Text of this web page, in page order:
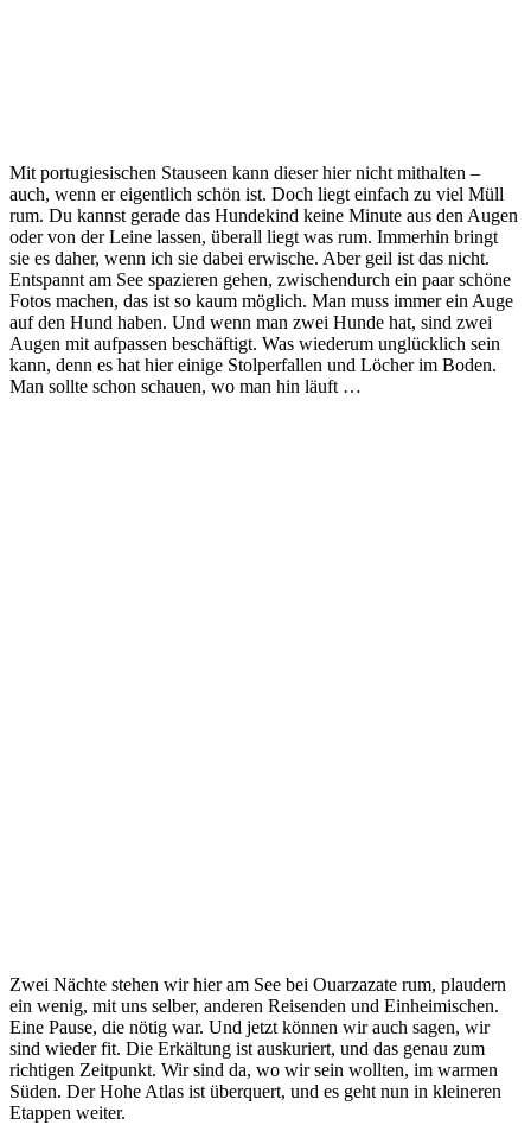
Mit portugiesischen Stauseen kann dieser hier nicht mithalten –
auch, wenn er eigentlich schön ist. Doch liegt einfach zu viel Müll
rum. Du kannst gerade das Hundekind keine Minute aus den Augen
oder von der Leine lassen, überall liegt was rum. Immerhin bringt
sie es daher, wenn ich sie dabei erwische. Aber geil ist das nicht.
Entspannt am See spazieren gehen, zwischendurch ein paar schöne
Fotos machen, das ist so kaum möglich. Man muss immer ein Auge
auf den Hund haben. Und wenn man zwei Hunde hat, sind zwei
Augen mit aufpassen beschäftigt. Was wiederum unglücklich sein
kann, denn es hat hier einige Stolperfallen und Löcher im Boden.
Man sollte schon schauen, wo man hin läuft …
Zwei Nächte stehen wir hier am See bei Ouarzazate rum, plaudern
ein wenig, mit uns selber, anderen Reisenden und Einheimischen.
Eine Pause, die nötig war. Und jetzt können wir auch sagen, wir
sind wieder fit. Die Erkältung ist auskuriert, und das genau zum
richtigen Zeitpunkt. Wir sind da, wo wir sein wollten, im warmen
Süden. Der Hohe Atlas ist überquert, und es geht nun in kleineren
Etappen weiter.